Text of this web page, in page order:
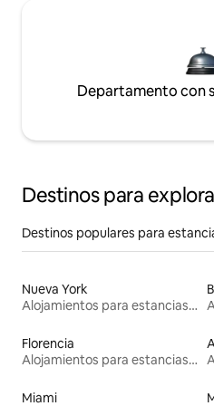
Departamento con
Destinos para
Destinos populares para
Nueva York
Alojamientos para estancias largas
Florencia
Alojamientos para estancias largas
Miami